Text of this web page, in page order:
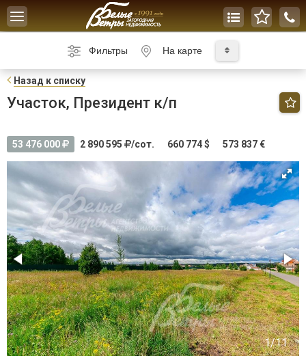
Toggle
navigation
Фильтры На карте
Назад к списку
Участок, Президент к/п
53 476 000 2 890 595 /сот. 660 774 $ 573 837 €